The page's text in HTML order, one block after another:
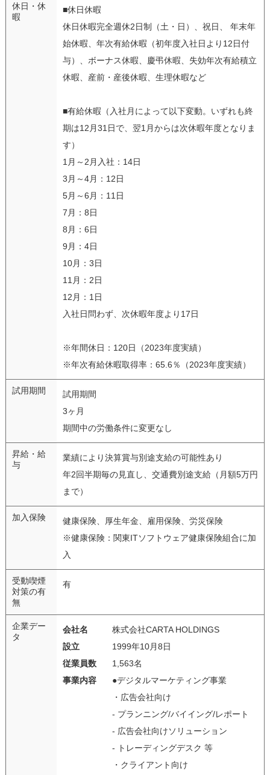
休日・休
暇
■休日休暇
休日休暇完全週休2日制（土・日）、祝日、 年末年
始休暇、年次有給休暇（初年度入社日より12日付
与）、ボーナス休暇、慶弔休暇、失効年次有給積立
休暇、産前・産後休暇、生理休暇など
■有給休暇（入社月によって以下変動。いずれも終
期は12月31日で、翌1月からは次休暇年度となりま
す）
1月～2月入社：14日
3月～4月：12日
5月～6月：11日
7月：8日
8月：6日
9月：4日
10月：3日
11月：2日
12月：1日
入社日問わず、次休暇年度より17日
※年間休日：120日（2023年度実績）
※年次有給休暇取得率：65.6％（2023年度実績）
試用期間
試用期間
3ヶ月
期間中の労働条件に変更なし
昇給・給
与
業績により決算賞与別途支給の可能性あり
年2回半期毎の見直し、交通費別途支給（月額5万円
まで）
加入保険
健康保険、厚生年金、雇用保険、労災保険
※健康保険：関東ITソフトウェア健康保険組合に加
入
受動喫煙
対策の有
無
有
企業デー
タ
会社名
株式会社CARTA HOLDINGS
設立
1999年10月8日
従業員数
1,563名
事業内容
●デジタルマーケティング事業
・広告会社向け
- プランニング/バイイング/レポート
- 広告会社向けソリューション
- トレーディングデスク 等
・クライアント向け